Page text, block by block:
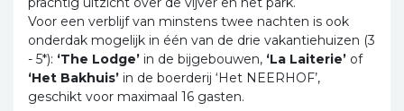
Voor een verblijf van minstens twee nachten is ook
onderdak mogelijk in één van de drie vakantiehuizen (3
- 5*): ‘The Lodge’ in de bijgebouwen, ‘La Laiterie’ of
‘Het Bakhuis’ in de boerderij ‘Het NEERHOF’,
geschikt voor maximaal 16 gasten.